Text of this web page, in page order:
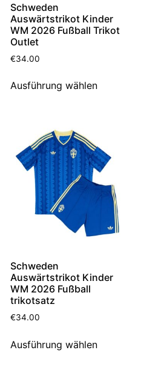
Schweden
Auswärtstrikot Kinder
WM 2026 Fußball Trikot
Outlet
€34.00
Ausführung wählen
Schweden
Auswärtstrikot Kinder
WM 2026 Fußball
trikotsatz
€34.00
Ausführung wählen